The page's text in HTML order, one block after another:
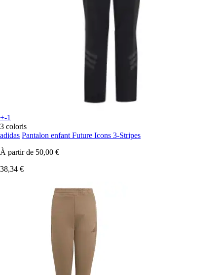
+-1
3 coloris
adidas Pantalon enfant Future Icons 3-Stripes
À partir de 50,00 €
38,34 €